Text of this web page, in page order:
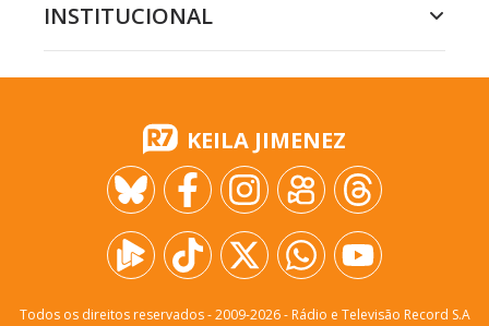
INSTITUCIONAL
KEILA JIMENEZ
Todos os direitos reservados - 2009-2026- Rádio e Televisão Record S.A